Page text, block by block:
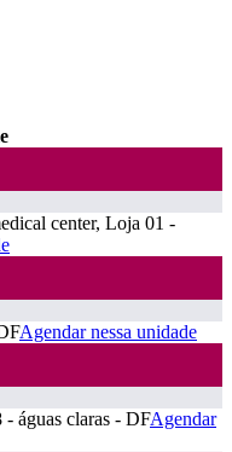
center, Loja 01 -
Agendar nessa unidade
- águas claras - DFAgendar